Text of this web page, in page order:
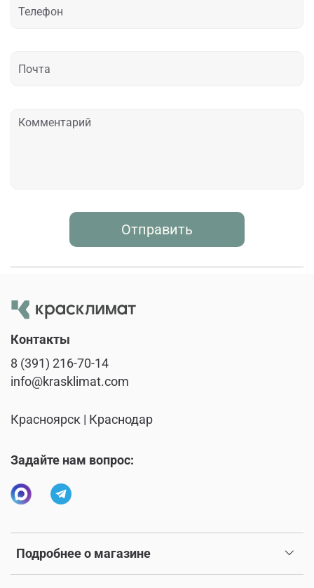
Отправить
Подробнее о магазине
Контакты
8 (391) 216-70-14
info@krasklimat.com
Красноярск | Краснодар
Задайте нам вопрос: